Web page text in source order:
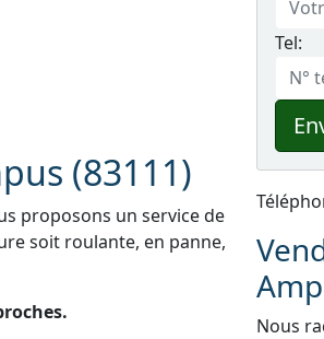
(83111)
proposons un service de
soit roulante, en panne,
Tel:
Nous